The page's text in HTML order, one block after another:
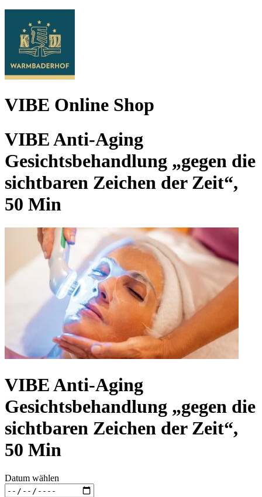
VIBE Online Shop
VIBE Anti-Aging
Gesichtsbehandlung „gegen die
sichtbaren Zeichen der Zeit“,
50 Min
VIBE Anti-Aging
Gesichtsbehandlung „gegen die
sichtbaren Zeichen der Zeit“,
50 Min
Datum wählen